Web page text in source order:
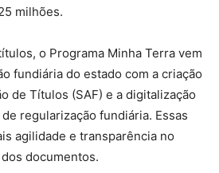
milhões.
o Programa Minha Terra vem
fundiária do estado com a criação
de Títulos (SAF) e a digitalização
regularização fundiária. Essas
agilidade e transparência no
documentos.